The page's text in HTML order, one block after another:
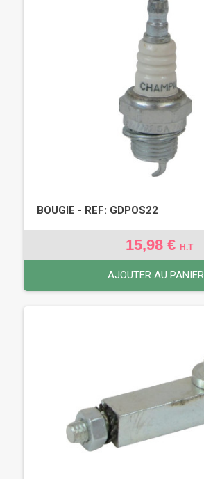
BOUGIE - REF: GDPOS22
15,98 € H.T
AJOUTER AU PANIER